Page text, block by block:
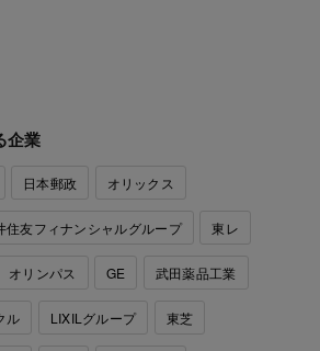
企業
日本郵政 オリックス
住友フィナンシャルグループ 東レ
オリンパス GE 武田薬品工業
ル LIXILグループ 東芝